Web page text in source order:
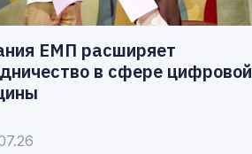
ЕМП расширяет
в сфере цифровой